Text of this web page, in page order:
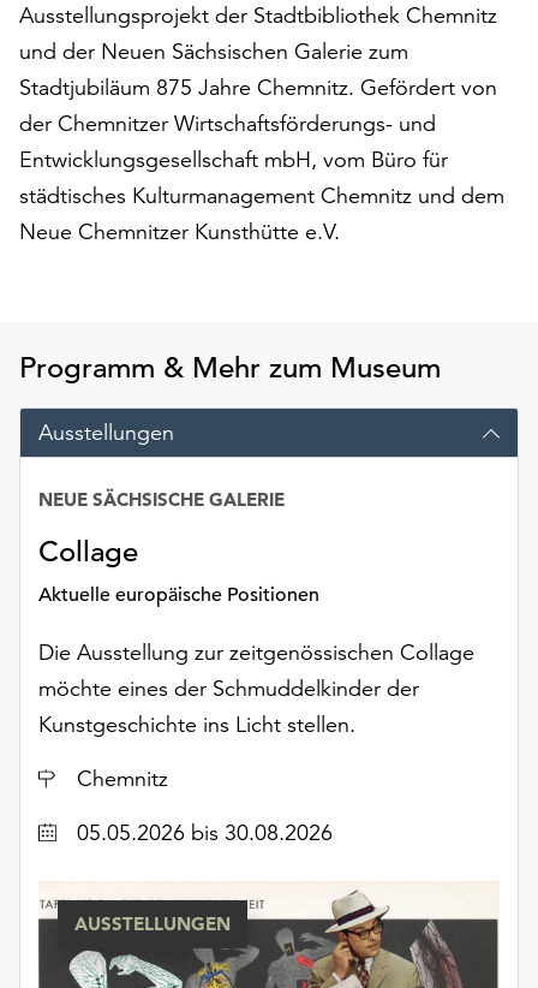
und
widerrufen.
Dafür
steht
Ihnen
am
Ende
der
Seite
Einstellungen“
zur
Verfügung.
Funktionale
werden
ohne
Einverständnis
ausgeführt.
Sie
die
verwendeten
Cookies
anpassen,
erreichen
Sie
Einstellungen
Ausstellungsprojekt der Stadtbibliothek Chemnitz
und der Neuen Sächsischen Galerie zum
Stadtjubiläum 875 Jahre Chemnitz. Gefördert von
der Chemnitzer Wirtschaftsförderungs- und
Entwicklungsgesellschaft mbH, vom Büro für
städtisches Kulturmanagement Chemnitz und dem
Neue Chemnitzer Kunsthütte e.V.
Programm & Mehr zum Museum
Ausstellungen
Collage
Aktuelle europäische Positionen
NEUE SÄCHSISCHE GALERIE
Die Ausstellung zur zeitgenössischen Collage
möchte eines der Schmuddelkinder der
Kunstgeschichte ins Licht stellen.
Ort
Chemnitz
Datum05.05.2026 bis 30.08.2026
AUSSTELLUNGEN